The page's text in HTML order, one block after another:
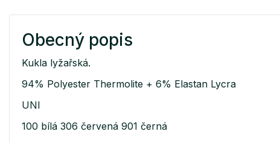
Obecný popis
Kukla lyžařská.
94% Polyester Thermolite + 6% Elastan Lycra
UNI
100 bílá 306 červená 901 černá